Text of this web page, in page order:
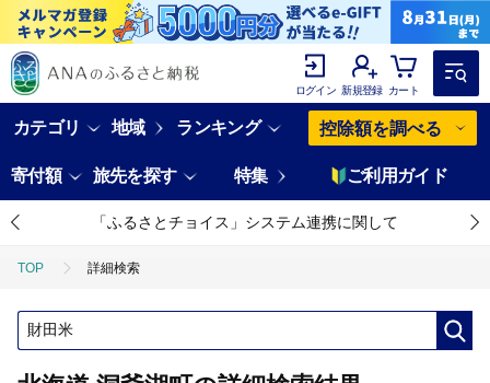
ログイン 新規登録 カート
カテゴリ 地域 ランキング 控除額を調べる
寄付額 旅先を探す 特集 ご利用ガイド
「ふるさとチョイス」システム連携に関して
TOP 詳細検索